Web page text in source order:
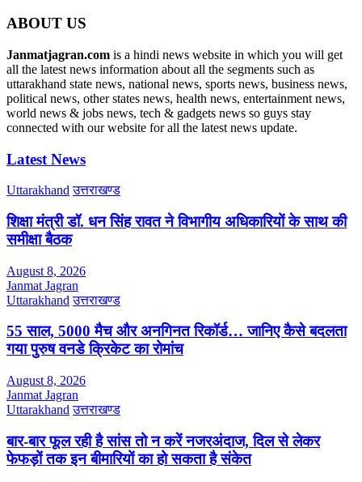
ABOUT US
Janmatjagran.com is a hindi news website in which you will get
all the latest news information about all the segments such as
uttarakhand state news, national news, sports news, business news,
political news, other states news, health news, entertainment news,
world news & jobs news, tech & gadgets news so guys stay
connected with our website for all the latest news update.
Latest News
Uttarakhand उत्तराखण्ड
शिक्षा मंत्री डॉ. धन सिंह रावत ने विभागीय अधिकारियों के साथ की
समीक्षा बैठक
August 8, 2026
Janmat Jagran
Uttarakhand उत्तराखण्ड
55 साल, 5000 मैच और अनगिनत रिकॉर्ड… जानिए कैसे बदलता
गया पुरुष वनडे क्रिकेट का रोमांच
August 8, 2026
Janmat Jagran
Uttarakhand उत्तराखण्ड
बार-बार फूल रही है सांस तो न करें नजरअंदाज, दिल से लेकर
फेफड़ों तक इन बीमारियों का हो सकता है संकेत